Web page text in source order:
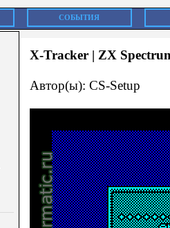
СОБЫТИЯ
X-Tracker | ZX
Автор(ы): CS-Setup